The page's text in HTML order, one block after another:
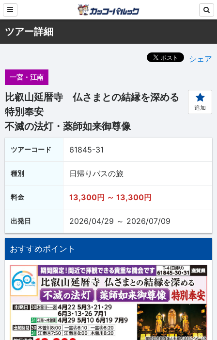
ツアー詳細
シェア
一宮・江南
比叡山延暦寺 仏さまとの結縁を深める
特別奉安
不滅の法灯・薬師如来御尊像
追加
ツアーコード 61845-31
種別 日帰りバスの旅
料金 13,300円 ～ 13,300円
出発日 2026/04/29 ～ 2026/07/09
おすすめポイント